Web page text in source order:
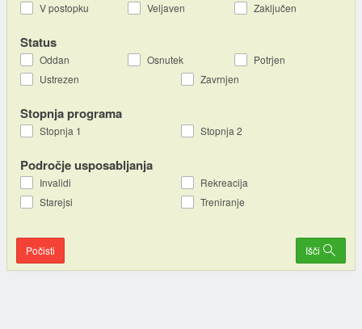
V postopku Veljaven Zaključen
Status
Oddan Osnutek
Potrjen
Ustrezen
Zavrnjen
Stopnja programa
Stopnja 1 Stopnja 2
Področje usposabljanja
Invalidi
Rekreacija
Starejsi
Treniranje
Počisti Išči